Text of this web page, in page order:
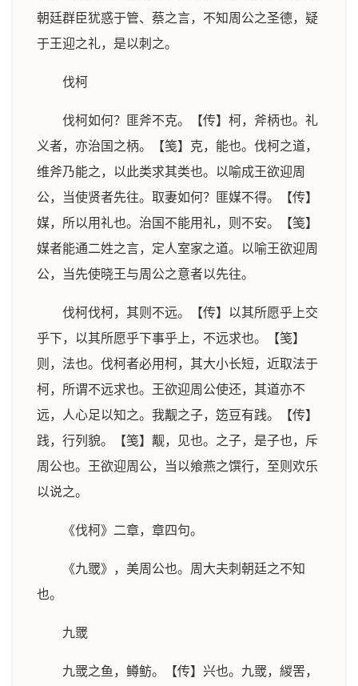
朝廷群臣犹惑于管、蔡之言，不知周公之圣德，疑
于王迎之礼，是以刺之。
伐柯
伐柯如何？匪斧不克。【传】柯，斧柄也。礼
义者，亦治国之柄。【笺】克，能也。伐柯之道，
维斧乃能之，以此类求其类也。以喻成王欲迎周
公，当使贤者先往。取妻如何？匪媒不得。【传】
媒，所以用礼也。治国不能用礼，则不安。【笺】
媒者能通二姓之言，定人室家之道。以喻王欲迎周
公，当先使晓王与周公之意者以先往。
伐柯伐柯，其则不远。【传】以其所愿乎上交
乎下，以其所愿乎下事乎上，不远求也。【笺】
则，法也。伐柯者必用柯，其大小长短，近取法于
柯，所谓不远求也。王欲迎周公使还，其道亦不
远，人心足以知之。我觏之子，笾豆有践。【传】
践，行列貌。【笺】觏，见也。之子，是子也，斥
周公也。王欲迎周公，当以飨燕之馔行，至则欢乐
以说之。
《伐柯》二章，章四句。
《九罭》，美周公也。周大夫刺朝廷之不知
也。
九罭
九罭之鱼，鳟鲂。【传】兴也。九罭，緵罟，